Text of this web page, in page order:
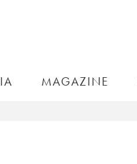
MAGAZINE